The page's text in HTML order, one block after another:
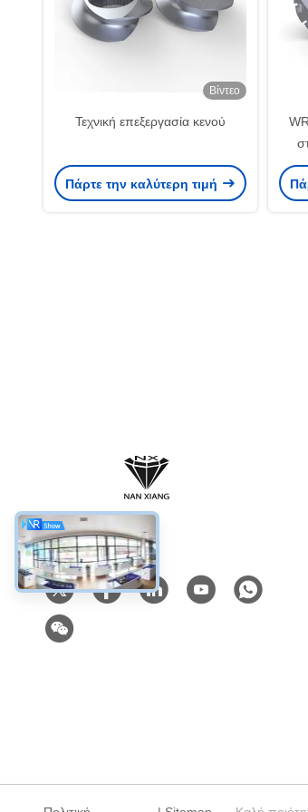
Βίντεο
Τεχνική επεξεργασία κενού
Πάρτε την καλύτερη τιμή
Κοινωνικά Μέσα